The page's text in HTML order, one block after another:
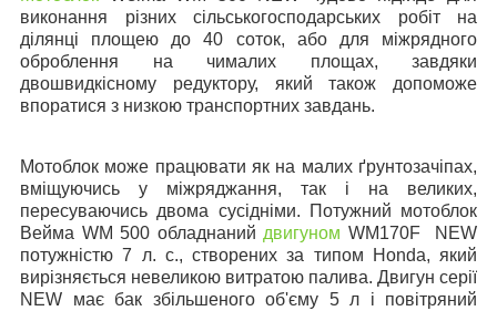
виконання різних сільськогосподарських робіт на
ділянці площею до 40 соток, або для міжрядного
оброблення на чималих площах, завдяки
двошвидкісному редуктору, який також допоможе
впоратися з низкою транспортних завдань.
Мотоблок може працювати як на малих ґрунтозачіпах,
вміщуючись у міжряджання, так і на великих,
пересуваючись двома сусідніми. Потужний мотоблок
Вейма WM 500 обладнаний двигуном WM170F NEW
потужністю 7 л. с., створених за типом Honda, який
вирізняється невеликою витратою палива. Двигун серії
NEW має бак збільшеного об'єму 5 л і повітряний